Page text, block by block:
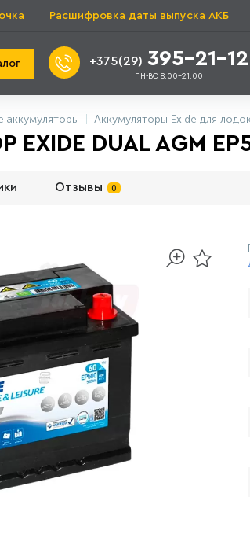
Расшифровка даты выпуска АКБ
+375(29) 395-21-12
ПН-ВС 8:00-21:00
аккумуляторы Аккумуляторы Exide для
DUAL AGM
Отзывы 0